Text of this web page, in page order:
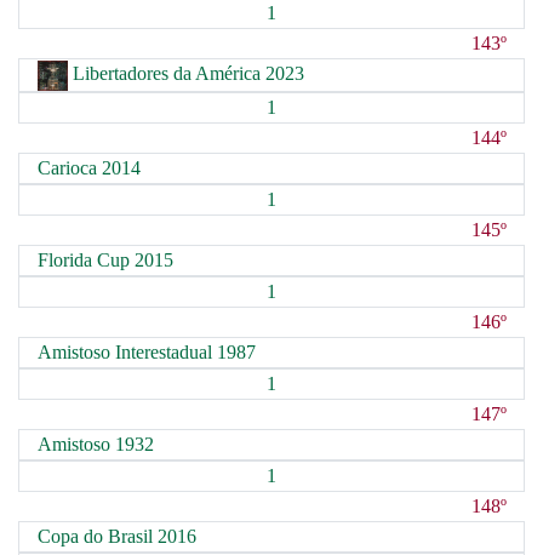
1
143º
Libertadores da América 2023
1
144º
Carioca 2014
1
145º
Florida Cup 2015
1
146º
Amistoso Interestadual 1987
1
147º
Amistoso 1932
1
148º
Copa do Brasil 2016